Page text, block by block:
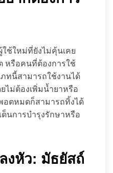
ช้ใหม่ที่ยังไม่คุ้นเคย
หรือคนที่ต้องการใช้
ทนี้สามารถใช้งานได้
ไม่ต้องเพิ่มน้ำยาหรือ
อตหมดก็สามารถทิ้งได้
ด็นการบำรุงรักษาหรือ
งหัว: มัธยัสถ์